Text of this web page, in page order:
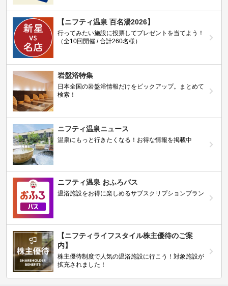
【ニフティ温泉 百名湯2026】
行ってみたい施設に投票してプレゼントを当てよう！
（全10回開催 / 合計260名様）
岩盤浴特集
日本全国の岩盤浴情報だけをピックアップ。まとめて
検索！
ニフティ温泉ニュース
温泉にもっと行きたくなる！お得な情報を掲載中
ニフティ温泉 おふろパス
温浴施設をお得に楽しめるサブスクリプションプラン
【ニフティライフスタイル株主優待のご案
内】
株主優待制度で人気の温浴施設に行こう！対象施設が
拡充されました！